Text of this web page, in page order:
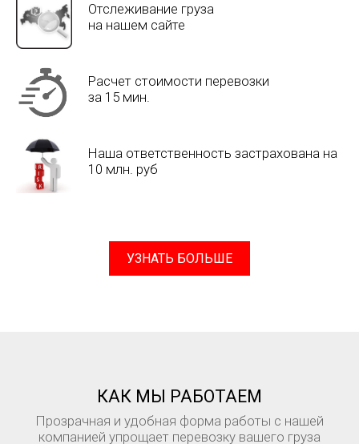
Отслеживание груза
на нашем сайте
Расчет стоимости перевозки
за 15 мин.
Наша ответственность застрахована на
10 млн. руб
УЗНАТЬ БОЛЬШЕ
КАК МЫ РАБОТАЕМ
Прозрачная и удобная форма работы с нашей
компанией упрощает перевозку вашего груза